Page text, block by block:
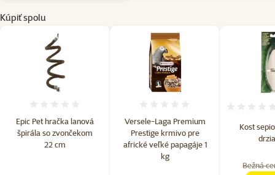
Kúpiť spolu
Epic Pet hračka lanová
špirála so zvončekom
22 cm
Versele-Laga Premium
Prestige krmivo pre
africké veľké papagáje 1
kg
Kost
Bežná